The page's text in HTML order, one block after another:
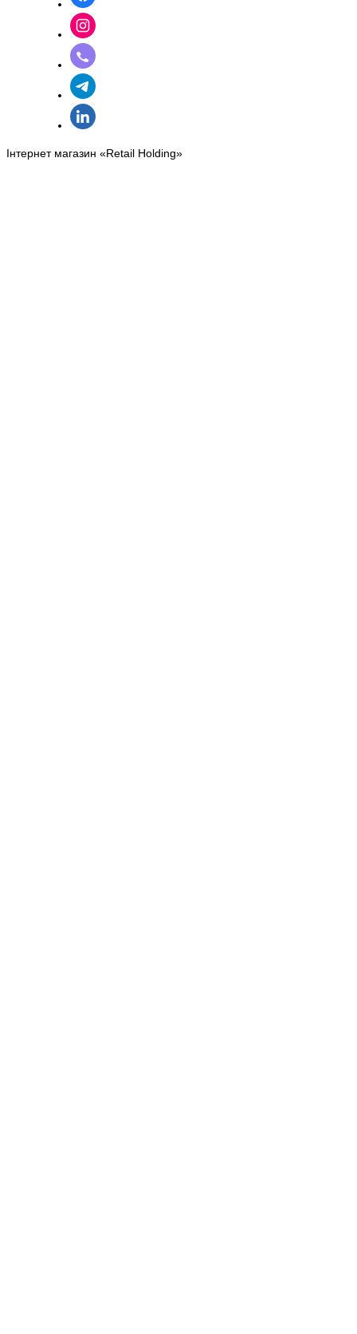
Інтернет магазин «Retail Holding»